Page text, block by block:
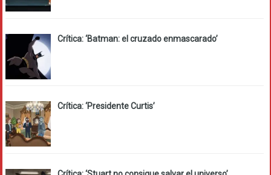
Crítica: ‘Batman: el cruzado enmascarado’
Crítica: ‘Presidente Curtis’